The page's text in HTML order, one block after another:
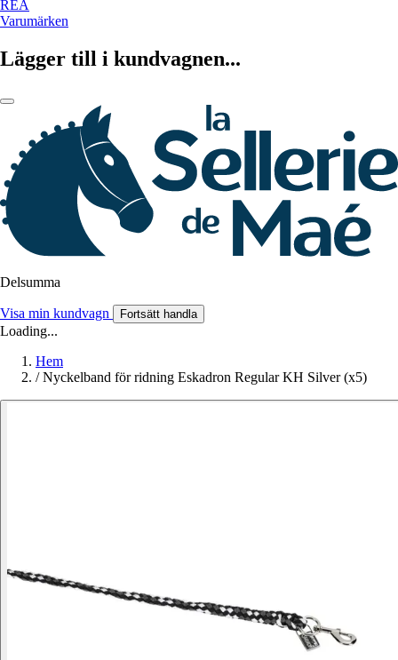
REA
Varumärken
Lägger till i kundvagnen...
Delsumma
Visa min kundvagn Fortsätt handla
Loading...
Hem
/ Nyckelband för ridning Eskadron Regular KH Silver (x5)